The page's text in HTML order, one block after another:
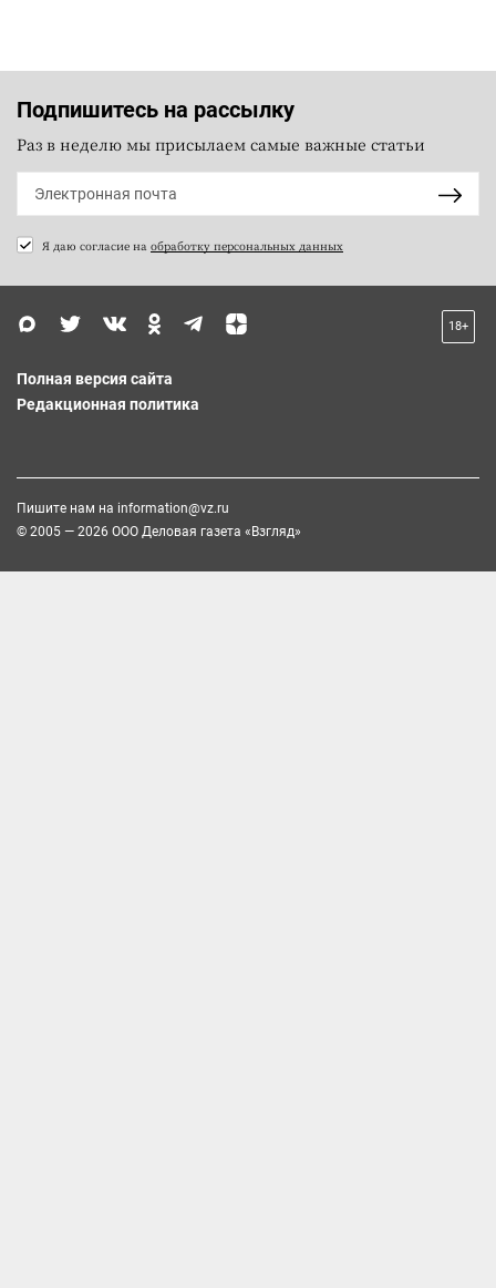
Подпишитесь на рассылку
Раз в неделю мы присылаем самые важные статьи
Я даю согласие на обработку персональных данных
18+
Полная версия сайта
Редакционная политика
Пишите нам на information@vz.ru
© 2005 — 2026 ООО Деловая газета «Взгляд»